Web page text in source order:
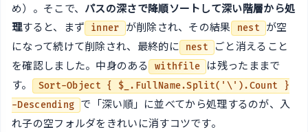
め）。そこで、 パスの深さで降順ソートして深い階層から処
理すると、まず inner が削除され、その結果 nest
が空
になって続けて削除され、最終的に
nest
ごと消えること
を確認しました。中身のある
withfile
は残ったままで
す。
Sort-Object { $_.FullName.Split('\').Count }
-Descending
で「深い順」に並べてから処理するのが、入
れ子の空フォルダをきれいに消すコツです。